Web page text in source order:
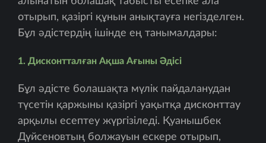
отырып, қазіргі құнын анықтауға негізделген.
Бұл әдістердің ішінде ең танымалдары:
1. Дисконтталған Ақша Ағыны Әдісі
Бұл әдісте болашақта мүлік пайдаланудан
түсетін қаржыны қазіргі уақытқа дисконттау
арқылы есептеу жүргізіледі. Қуанышбек
Дүйсеновтың болжауын ескере отырып,